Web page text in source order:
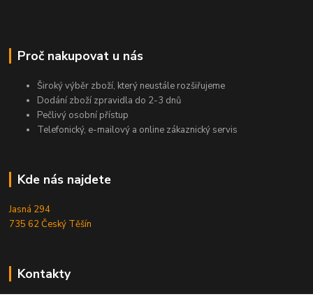
Proč nakupovat u nás
Široký výběr zboží, který neustále rozšiřujeme
Dodání zboží zpravidla do 2-3 dnů
Pečlivý osobní přístup
Telefonický, e-mailový a online zákaznický servis
Kde nás najdete
Jasná 294
735 62 Český Těšín
Kontakty